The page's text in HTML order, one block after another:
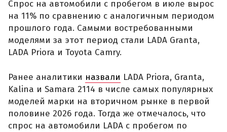
Спрос на автомобили с пробегом в июле вырос
на 11% по сравнению с аналогичным периодом
прошлого года. Самыми востребованными
моделями за этот период стали LADA Granta,
LADA Priora и Toyota Camry.
Ранее аналитики назвали LADA Priora, Granta,
Kalina и Samara 2114 в числе самых популярных
моделей марки на вторичном рынке в первой
половине 2026 года. Тогда же отмечалось, что
спрос на автомобили LADA с пробегом по